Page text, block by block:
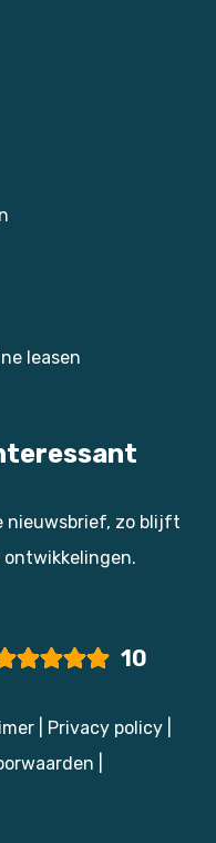
leasen
nieuwsbrief, zo blijft
10
Privacy policy